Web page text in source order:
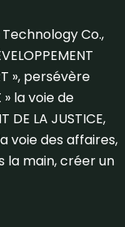
Co.,
», persévère
» la voie de
DE LA JUSTICE,
la voie des affaires,
la main, créer un